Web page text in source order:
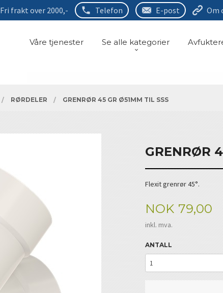
Fri frakt over 2000,- Telefon E-post Om
Våre tjenester Se alle kategorier
RØRDELER GRENRØR 45 GR Ø51MM TIL SSS
GRENRØR
Flexit grenrør 45°.
Pris
NOK 79,00
inkl. mva.
ANTALL